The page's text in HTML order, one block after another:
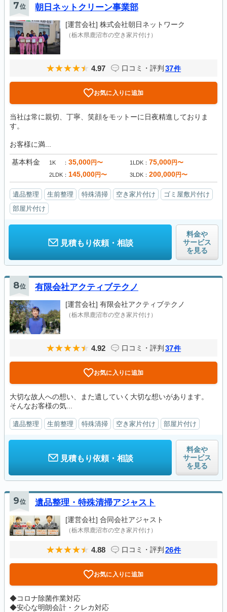
7位 朝日ネットクリーン事業部
[運営会社] 株式会社朝日ネットワーク
（栃木県鹿沼市の空き家片付け）
4.97 口コミ・評判 37件
お気に入りに追加
当社は常に親切、丁寧、笑顔をモットーに日夜精進しておりま
す。
お客様に満...
基本料金 1K 35,000円〜 1LDK 75,000円〜
2LDK 145,000円〜 3LDK 200,000円〜
遺品整理 生前整理 特殊清掃 空き家片付け
ゴミ屋敷片付け
部屋片付け
見積もり依頼・相談
料金や
サービス
を見る
8位 有限会社アクティブテクノ
[運営会社] 有限会社アクティブテクノ
（栃木県鹿沼市の空き家片付け）
4.92 口コミ・評判 37件
お気に入りに追加
大切な故人への想い、また遺していく大切な想いがあります。
そんなお客様の気...
遺品整理 生前整理 特殊清掃 空き家片付け 部屋片付け
見積もり依頼・相談
料金や
サービス
を見る
9位 遺品整理・特殊清掃アジャスト
[運営会社] 合同会社アジャスト
（栃木県鹿沼市の空き家片付け）
4.88 口コミ・評判 26件
お気に入りに追加
◆コロナ除菌作業対応
◆安心な明朗会計・クレカ対応